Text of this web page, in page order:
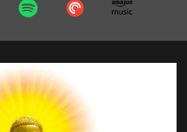
Đạo Phật Khoa Học Vật